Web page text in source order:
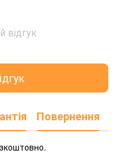
відгук
Повернення